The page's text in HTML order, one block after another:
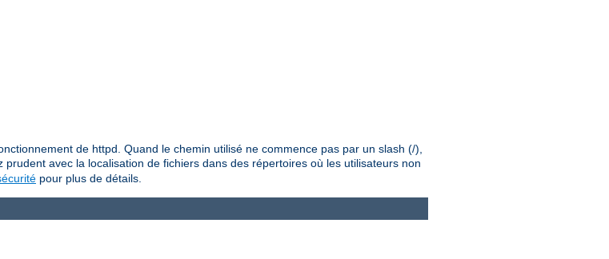
de httpd. Quand le chemin utilisé ne commence pas par un slash (/),
prudent avec la localisation de fichiers dans des répertoires où les utilisateurs non
pour plus de détails.